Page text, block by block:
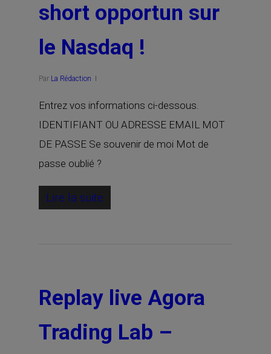
short opportun sur
le Nasdaq !
Par La Rédaction
Entrez vos informations ci-dessous.
IDENTIFIANT OU ADRESSE EMAIL MOT
DE PASSE Se souvenir de moi Mot de
passe oublié ?
Lire la suite
Replay live Agora
Trading Lab –